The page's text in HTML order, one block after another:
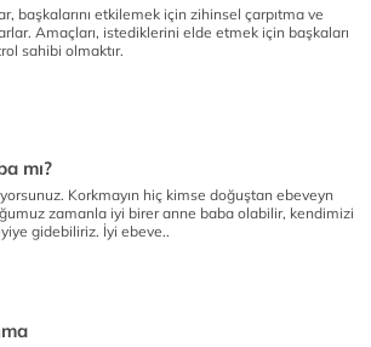
başkalarını etkilemek için zihinsel çarpıtma ve
Amaçları, istediklerini elde etmek için başkaları
sahibi olmaktır.
mı?
Korkmayın hiç kimse doğuştan ebeveyn
zamanla iyi birer anne baba olabilir, kendimizi
gidebiliriz. İyi ebeve..